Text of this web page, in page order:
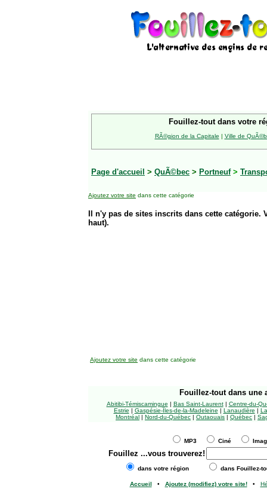
Fouillez-tout dans votre
RÃ©gion de la Capitale | Ville de
Page d'accueil > QuÃ©bec > Portneuf >
Ajoutez votre site dans cette catégorie
Il n'y pas de sites inscrits dans cette
haut).
Ajoutez votre site dans cette catégorie
Fouillez-tout dans une
Abitibi-Témiscamingue | Bas Saint-Laurent| Centre-du-
Estrie | Gaspésie-Îles-de-la-Madeleine | Lanaudière |
Montréal | Nord-du-Québec | Outaouais | Québec |
MP3 Ciné
Fouillez ...vous trouverez!
dans votre région dans Fouillez-
Accueil • Ajoutez (modifiez) votre site!•